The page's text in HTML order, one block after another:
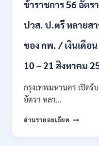
+
ไป
เงิน
23,290
สมัคร
ONLINE
26
ข้าราชการ 56 อัต
ปวส. ป.ตรี หลายส
ของ กพ. / เงินเดือ
10 – 21 สิงหาคม
กรุงเทพมหานคร เปิดรั
อัตรา หลา…
อ่านรายละเอียด กรุงเทพม
รับ